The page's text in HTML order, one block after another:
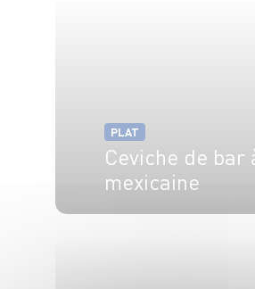
PLAT
Ceviche de bar
mexicaine